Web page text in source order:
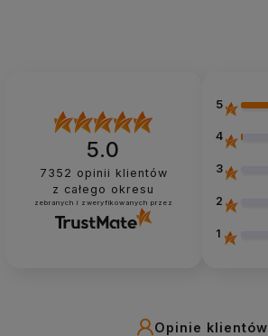
5.0
7352 opinii klientów
z całego okresu
zebranych i zweryfikowanych przez
5
4
3
2
1
Opinie klientów